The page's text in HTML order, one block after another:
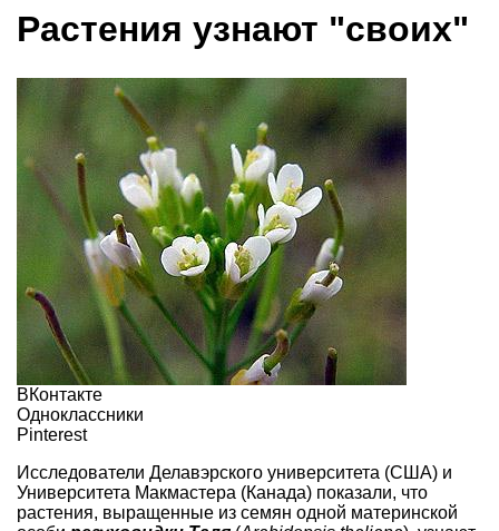
Растения узнают "своих"
ВКонтакте
Одноклассники
Pinterest
Исследователи Делавэрского университета (США) и
Университета Макмастера (Канада) показали, что
растения, выращенные из семян одной материнской